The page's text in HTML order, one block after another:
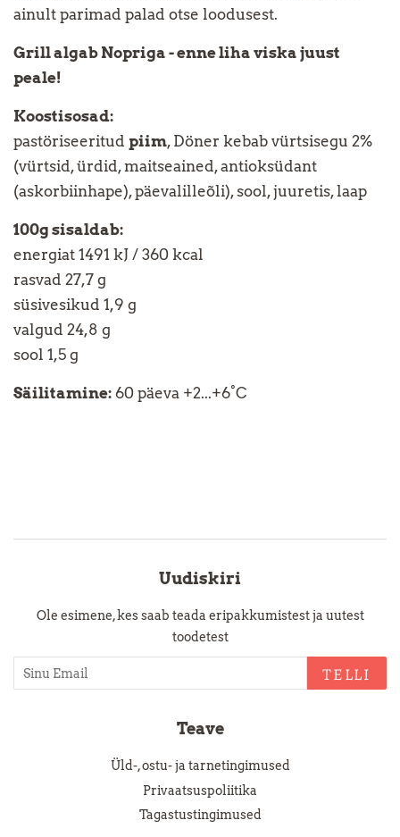
ainult parimad palad otse loodusest.
Grill algab Nopriga - enne liha viska juust
peale!
Koostisosad:
pastöriseeritud piim, Döner kebab vürtsisegu 2%
(vürtsid, ürdid, maitseained, antioksüdant
(askorbiinhape), päevalilleõli), sool, juuretis, laap
100g sisaldab:
energiat 1491 kJ / 360 kcal
rasvad 27,7 g
süsivesikud 1,9 g
valgud 24,8 g
sool 1,5 g
Säilitamine: 60 päeva +2...+6°C
Uudiskiri
Ole esimene, kes saab teada eripakkumistest ja uutest
toodetest
TELLI
Teave
Üld-, ostu- ja tarnetingimused
Privaatsuspoliitika
Tagastustingimused